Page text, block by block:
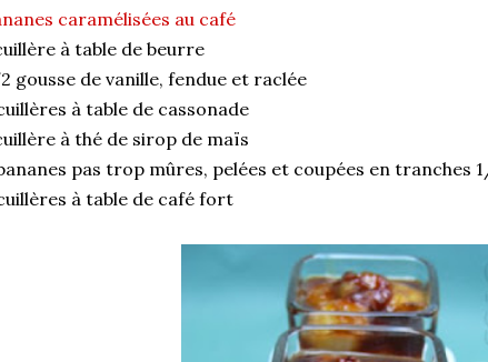
caramélisées au café
à table de beurre
gousse de vanille, fendue et raclée
à table de cassonade
à thé de sirop de maïs
pas trop mûres, pelées et coupées en tranches
à table de café fort